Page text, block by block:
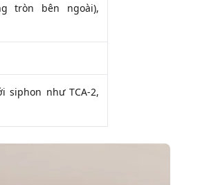
tròn bên ngoài),
siphon như TCA-2,